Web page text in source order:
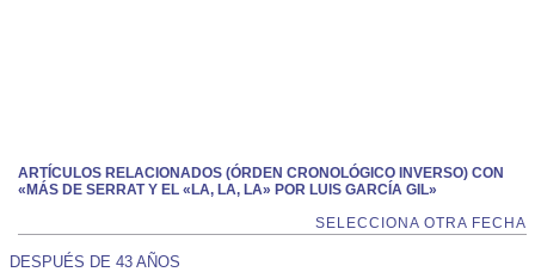
ARTÍCULOS RELACIONADOS (ÓRDEN CRONOLÓGICO INVERSO) CON
«MÁS DE SERRAT Y EL «LA, LA, LA» POR LUIS GARCÍA GIL»
SELECCIONA OTRA FECHA
DESPUÉS DE 43 AÑOS